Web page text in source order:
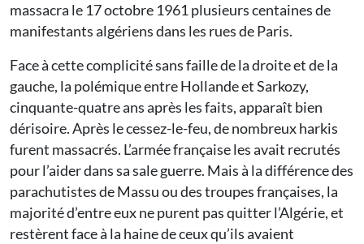
massacra le 17 octobre 1961 plusieurs centaines de
manifestants algériens dans les rues de Paris.
Face à cette complicité sans faille de la droite et de la
gauche, la polémique entre Hollande et Sarkozy,
cinquante-quatre ans après les faits, apparaît bien
dérisoire. Après le cessez-le-feu, de nombreux harkis
furent massacrés. L’armée française les avait recrutés
pour l’aider dans sa sale guerre. Mais à la différence des
parachutistes de Massu ou des troupes françaises, la
majorité d’entre eux ne purent pas quitter l’Algérie, et
restèrent face à la haine de ceux qu’ils avaient